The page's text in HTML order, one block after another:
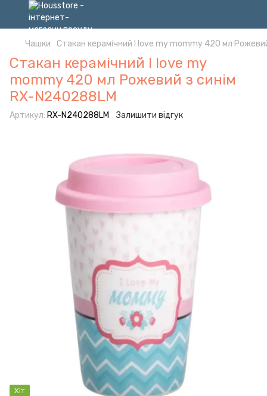
Чашки Стакан керамічний I love my mommy 420 мл
Стакан керамічний I love my
mommy 420 мл Рожевий з синім
RX-N240288LM
Артикул: RX-N240288LM Залишити відгук
Хіт